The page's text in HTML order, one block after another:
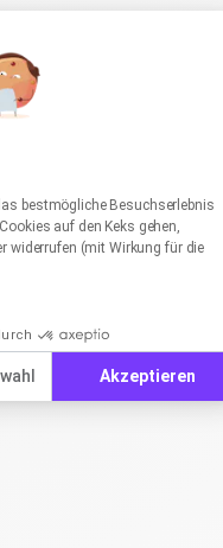
Passen Sie
bestmögliche Besuchserlebnis
auf den Keks gehen,
widerrufen (mit Wirkung für die
Akzeptieren